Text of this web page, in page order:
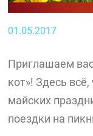
01.05.2017
Приглашаем
кот»! Здесь
майских
поездки на